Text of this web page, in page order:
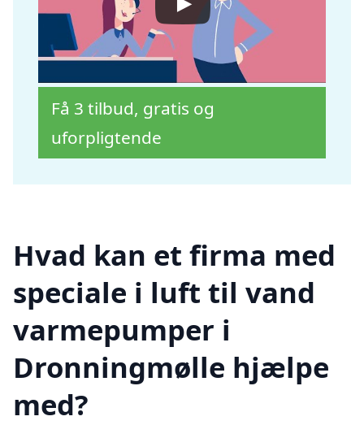
Få 3 tilbud, gratis og
uforpligtende
Hvad kan et firma med
speciale i luft til vand
varmepumper i
Dronningmølle hjælpe
med?